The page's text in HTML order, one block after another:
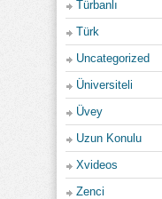
Türbanlı
Türk
Uncategorized
Üniversiteli
Üvey
Uzun Konulu
Xvideos
Zenci